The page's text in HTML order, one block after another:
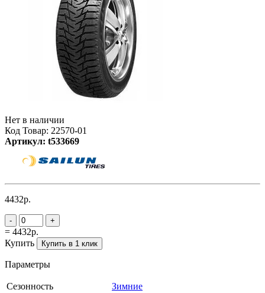
Нет в наличии
Код Товар: 22570-01
Артикул: t533669
4432р.
- +
= 4432р.
Купить
Купить в 1 клик
Параметры
Сезонность
Зимние